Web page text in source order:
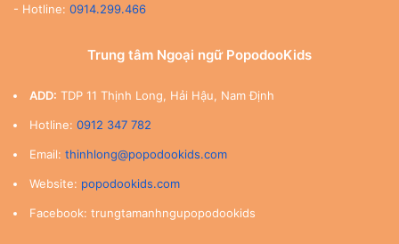
- Hotline: 0914.299.466
Trung tâm Ngoại ngữ PopodooKids
ADD: TDP 11 Thịnh Long, Hải Hậu, Nam Định
Hotline: 0912 347 782
Email: thinhlong@popodookids.com
Website: popodookids.com
Facebook: trungtamanhngupopodookids